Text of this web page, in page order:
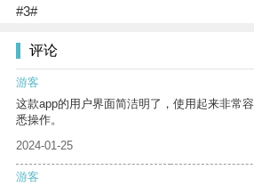
#3#
评论
游客
这款app的用户界面简洁明了，使用起来非常
悉操作。
2024-01-25
游客